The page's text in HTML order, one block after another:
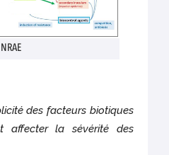
des facteurs biotiques
affecter la sévérité des